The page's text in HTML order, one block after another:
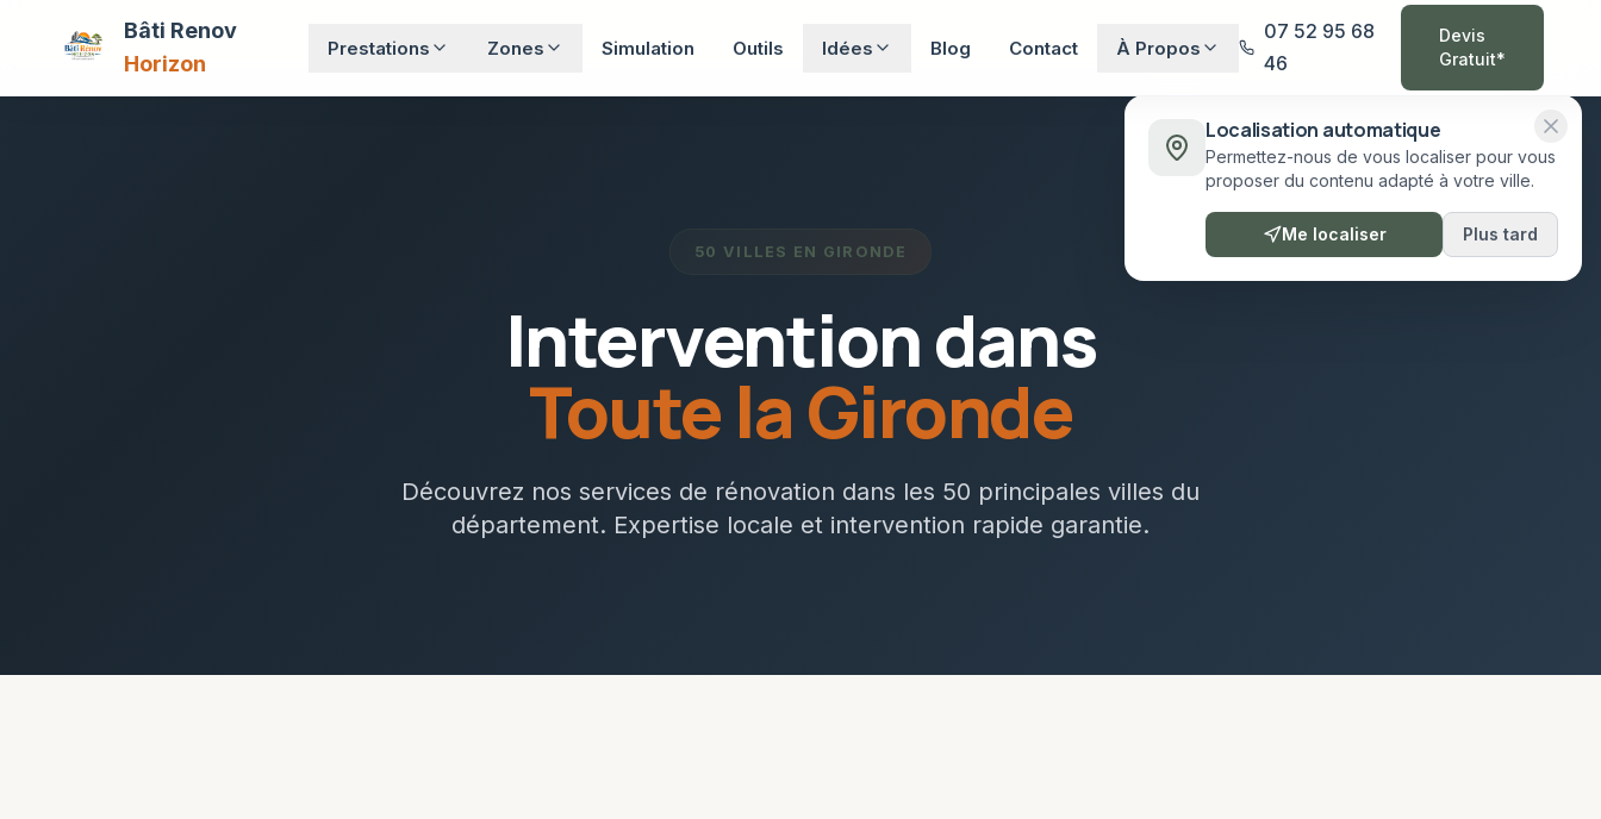
Bâti Renov
Horizon
Prestations Zones Simulation Outils Idées Blog Contact À Propos
07 52 95 68
46
Devis
Gratuit*
50 VILLES EN GIRONDE
Intervention dans
Toute la Gironde
Découvrez nos services de rénovation dans les 50 principales villes du
département. Expertise locale et intervention rapide garantie.
Localisation automatique
Permettez-nous de vous localiser pour vous
proposer du contenu adapté à votre ville.
Me localiser Plus tard